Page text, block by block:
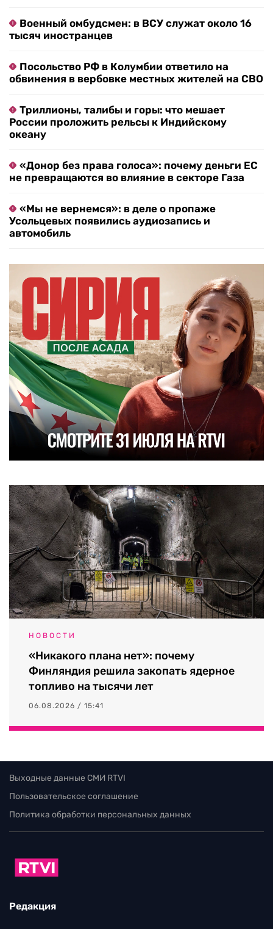
Военный омбудсмен: в ВСУ служат около 16
тысяч иностранцев
Посольство РФ в Колумбии ответило на
обвинения в вербовке местных жителей на СВО
Триллионы, талибы и горы: что мешает
России проложить рельсы к Индийскому
океану
«Донор без права голоса»: почему деньги ЕС
не превращаются во влияние в секторе Газа
«Мы не вернемся»: в деле о пропаже
Усольцевых появились аудиозапись и
автомобиль
НОВОСТИ
«Никакого плана нет»: почему
Финляндия решила закопать ядерное
топливо на тысячи лет
06.08.2026 / 15:41
Выходные данные СМИ RTVI
Пользовательское соглашение
Политика обработки персональных данных
Редакция